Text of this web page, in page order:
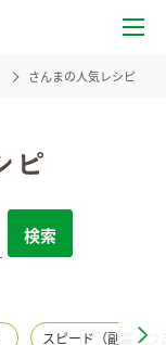
さんまの人気レシピ
検索
スピード（副菜・つ